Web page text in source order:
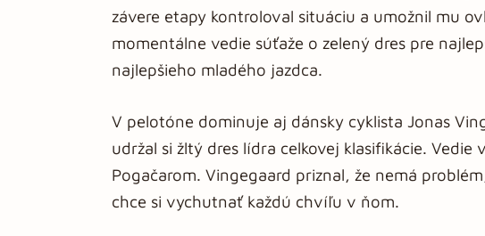
závere etapy kontroloval situáciu a umožnil mu
momentálne vedie súťaže o zelený dres pre
najlepšieho mladého jazdca.
V pelotóne dominuje aj dánsky cyklista Jonas
udržal si žltý dres lídra celkovej klasifikácie. Vedie
Pogačarom. Vingegaard priznal, že nemá
chce si vychutnať každú chvíľu v ňom.